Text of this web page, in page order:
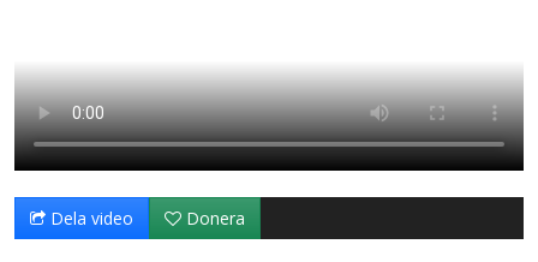
Dela video Donera